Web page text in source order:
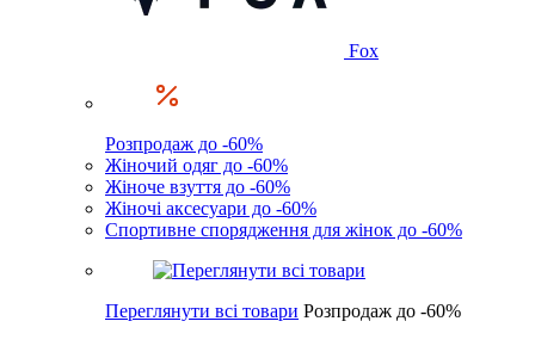
Fox
Розпродаж до -60%
Жіночий одяг до -60%
Жіноче взуття до -60%
Жіночі аксесуари до -60%
Спортивне спорядження для жінок до -60%
Переглянути всі товари Розпродаж до -60%